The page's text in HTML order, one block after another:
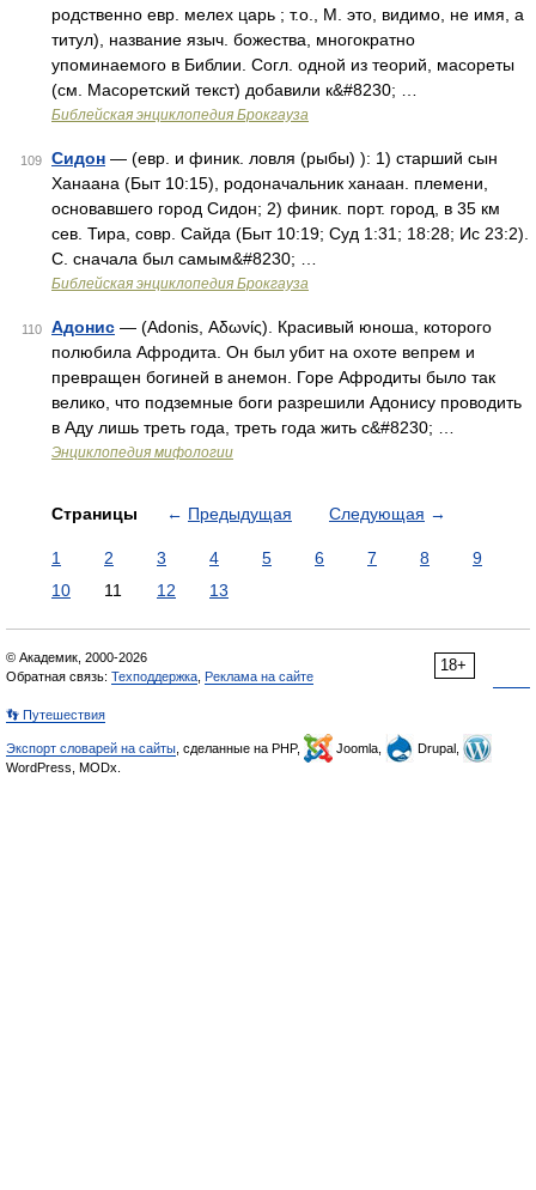
родственно евр. мелех царь ; т.о., М. это, видимо, не имя, а
титул), название языч. божества, многократно
упоминаемого в Библии. Согл. одной из теорий, масореты
(см. Масоретский текст) добавили к&#8230; …
Библейская энциклопедия Брокгауза
109 Сидон — (евр. и финик. ловля (рыбы) ): 1) старший сын
Ханаана (Быт 10:15), родоначальник ханаан. племени,
основавшего город Сидон; 2) финик. порт. город, в 35 км
сев. Тира, совр. Сайда (Быт 10:19; Суд 1:31; 18:28; Ис 23:2).
С. сначала был самым&#8230; …
Библейская энциклопедия Брокгауза
110 Адонис — (Adonis, Αδωνίς). Красивый юноша, которого
полюбила Афродита. Он был убит на охоте вепрем и
превращен богиней в анемон. Горе Афродиты было так
велико, что подземные боги разрешили Адонису проводить
в Аду лишь треть года, треть года жить с&#8230; …
Энциклопедия мифологии
Страницы ← Предыдущая Следующая →
1 2 3 4 5 6 7 8
9
10
11 12 13
18+
© Академик, 2000-2026
Обратная связь: Техподдержка Реклама на сайте
👣 Путешествия
Экспорт словарей на сайты , сделанные на PHP, Joomla,
Drupal,
WordPress, MODx.